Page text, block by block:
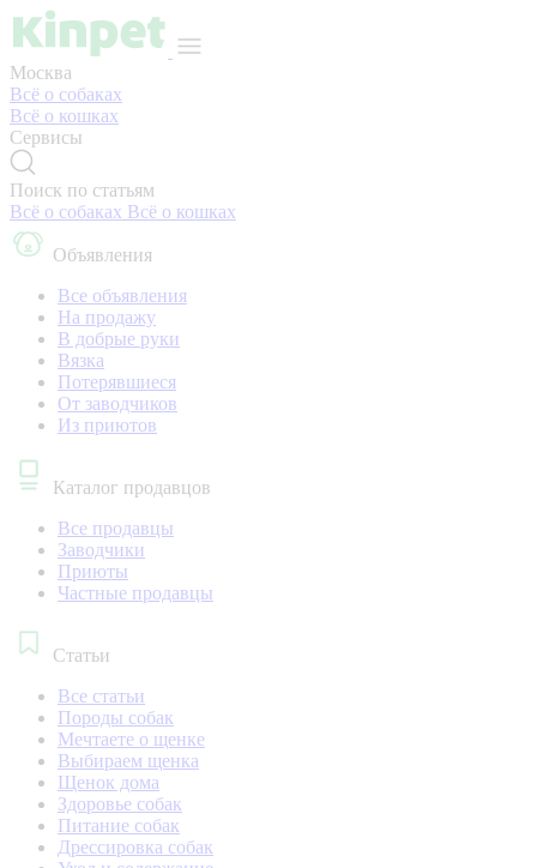
Москва
Всё о собаках
Всё о кошках
Сервисы
Поиск по статьям
Всё о собаках Всё о кошках
Объявления
Все объявления
На продажу
В добрые руки
Вязка
Потерявшиеся
От заводчиков
Из приютов
Каталог продавцов
Все продавцы
Заводчики
Приюты
Частные продавцы
Статьи
Все статьи
Породы собак
Мечтаете о щенке
Выбираем щенка
Щенок дома
Здоровье собак
Питание собак
Дрессировка собак